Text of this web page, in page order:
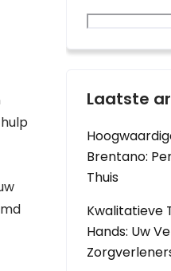
Laatste
Brentano:
Thuis
Kwalitatieve
Hands: Uw